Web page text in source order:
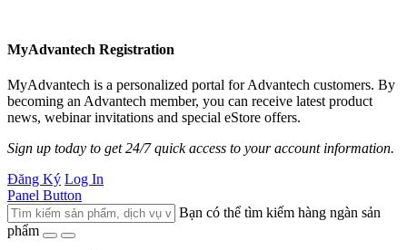
MyAdvantech Registration
MyAdvantech is a personalized portal for Advantech customers. By
becoming an Advantech member, you can receive latest product
news, webinar invitations and special eStore offers.
Sign up today to get 24/7 quick access to your account information.
Đăng Ký Log In
Panel Button
Bạn có thể tìm kiếm hàng ngàn sản
phẩm